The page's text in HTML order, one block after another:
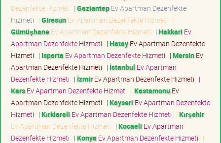
Dezenfekte Hizmeti | GaziantepEv Apartman Dezenfekte
Hizmeti | GiresunEv Apartman Dezenfekte Hizmeti |
GümüşhaneEv Apartman Dezenfekte Hizmeti | Hakkari Ev
Apartman Dezenfekte Hizmeti | HatayEv Apartman Dezenfekte
Hizmeti | Isparta Ev Apartman Dezenfekte Hizmeti | MersinEv
Apartman Dezenfekte Hizmeti | İstanbul Ev Apartman
Dezenfekte Hizmeti | İzmirEv Apartman Dezenfekte Hizmeti |
KarsEv Apartman Dezenfekte Hizmeti | KastamonuEv
Apartman Dezenfekte Hizmeti | Kayseri Ev Apartman Dezenfekte
Hizmeti | Kırklareli Ev Apartman Dezenfekte Hizmeti | Kırşehir
Ev Apartman Dezenfekte Hizmeti | Kocaeli Ev Apartman
Dezenfekte Hizmeti | Konya Ev Apartman Dezenfekte Hizmeti |